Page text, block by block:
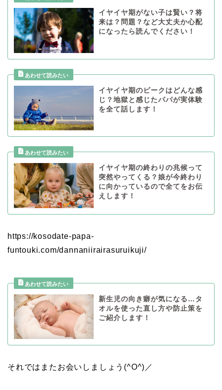
イヤイヤ期がない子は賢い？将
来は？問題？など大丈夫か心配
になったら読んでください！
イヤイヤ期のピークはどんな感
じ？地獄と感じたパパが実体験
を全て話します！
イヤイヤ期の終わりの兆候って
突然やってくる？娘が今終わり
に向かっているので全てをお伝
えします！
https://kosodate-papa-
funtouki.com/dannaniirairasuruikuji/
新生児の向き癖が気になる…タ
オルを使った直し方や防止策を
ご紹介します！
それではまたお会いしましょう(^O^)／